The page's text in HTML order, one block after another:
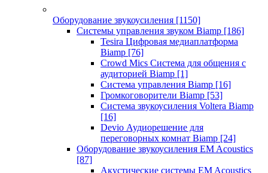
Оборудование звукоусиления [1150]
Системы управления звуком Biamp [186]
Tesira Цифровая медиаплатформа
Biamp [76]
Crowd Mics Система для общения с
аудиторией Biamp [1]
Система управления Biamp [16]
Громкоговорители Biamp [53]
Система звукоусиления Voltera Biamp
[16]
Devio Аудиорешение для
переговорных комнат Biamp [24]
Оборудование звукоусиления EM Acoustics
[87]
Акустические системы EM Acoustics